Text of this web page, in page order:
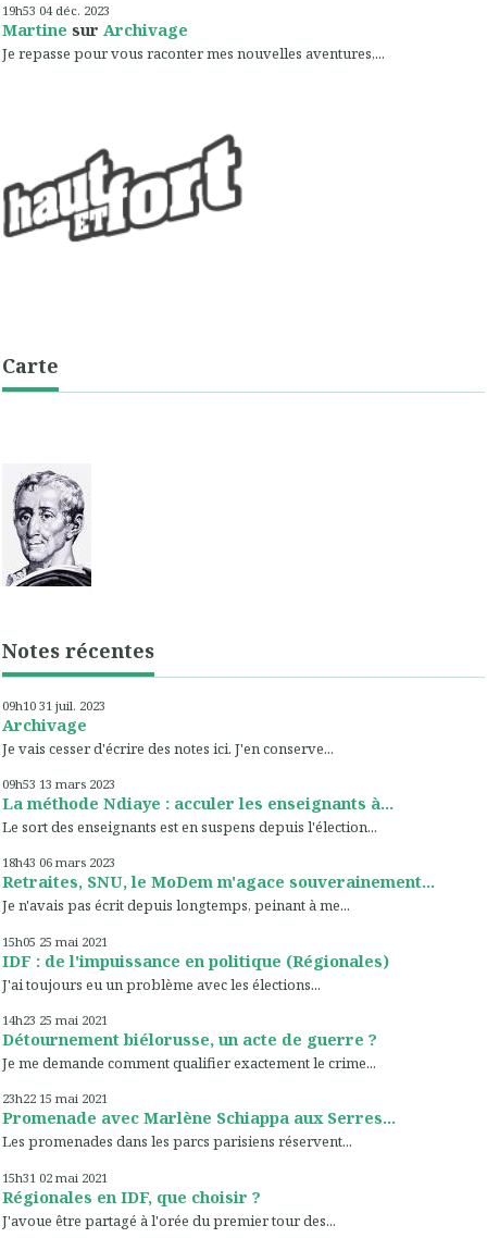
19h53 04 déc. 2023
Martine sur Archivage
Je repasse pour vous raconter mes nouvelles aventures,...
Carte
Notes récentes
09h10 31 juil. 2023
Archivage
Je vais cesser d'écrire des notes ici. J'en conserve...
09h53 13 mars 2023
La méthode Ndiaye : acculer les enseignants à...
Le sort des enseignants est en suspens depuis l'élection...
18h43 06 mars 2023
Retraites, SNU, le MoDem m'agace souverainement...
Je n'avais pas écrit depuis longtemps, peinant à me...
15h05 25 mai 2021
IDF : de l'impuissance en politique (Régionales)
J'ai toujours eu un problème avec les élections...
14h23 25 mai 2021
Détournement biélorusse, un acte de guerre ?
Je me demande comment qualifier exactement le crime...
23h22 15 mai 2021
Promenade avec Marlène Schiappa aux Serres...
Les promenades dans les parcs parisiens réservent...
15h31 02 mai 2021
Régionales en IDF, que choisir ?
J'avoue être partagé à l'orée du premier tour des...